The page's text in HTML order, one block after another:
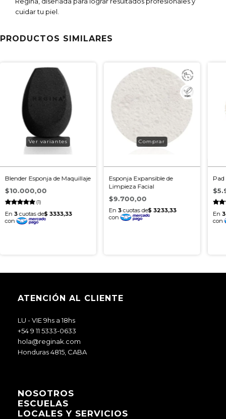
cuidar tu piel.
PRODUCTOS SIMILARES
Blender Esponja de Maquillaje
(1)
$10.000,00
Ver variantes
Esponja Expansible de
Limpieza Facial
$9.700,00
ATENCIÓN AL CLIENTE
LU - VIE 9hs a 18hs
+54 9 11 5333-0633
hola@reginak.com
Honduras 4815, CABA
NOSOTROS
ESCUELAS
LOCALES Y SERVICIOS